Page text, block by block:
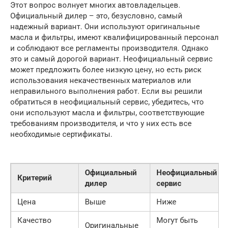
Этот вопрос волнует многих автовладельцев.
Официальный дилер – это, безусловно, самый
надежный вариант. Они используют оригинальные
масла и фильтры, имеют квалифицированный персонал
и соблюдают все регламенты производителя. Однако
это и самый дорогой вариант. Неофициальный сервис
может предложить более низкую цену, но есть риск
использования некачественных материалов или
неправильного выполнения работ. Если вы решили
обратиться в неофициальный сервис, убедитесь, что
они используют масла и фильтры, соответствующие
требованиям производителя, и что у них есть все
необходимые сертификаты.
Критерий
Официальный
дилер
Неофициальный
сервис
Цена
Выше
Ниже
Качество
Оригинальные
Могут быть